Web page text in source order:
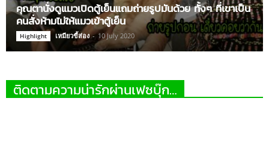
คุณตานั่งดูแมวเปิดตู้เย็นแถมถ่ายรูปมันด้วย ทั้งๆ ที่เขาเป็น
คนสั่งห้ามไม่ให้แมวเข้าตู้เย็น
Highlight เหมียวขี้ส่อง - 10 July 2020
ติดตามความน่ารักผ่านเฟซบุ๊ก…